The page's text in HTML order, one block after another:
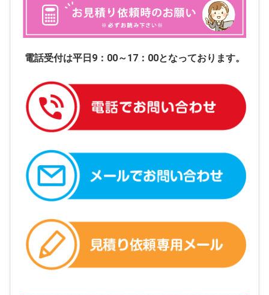
電話受付は平日9：00～17：00となっております。